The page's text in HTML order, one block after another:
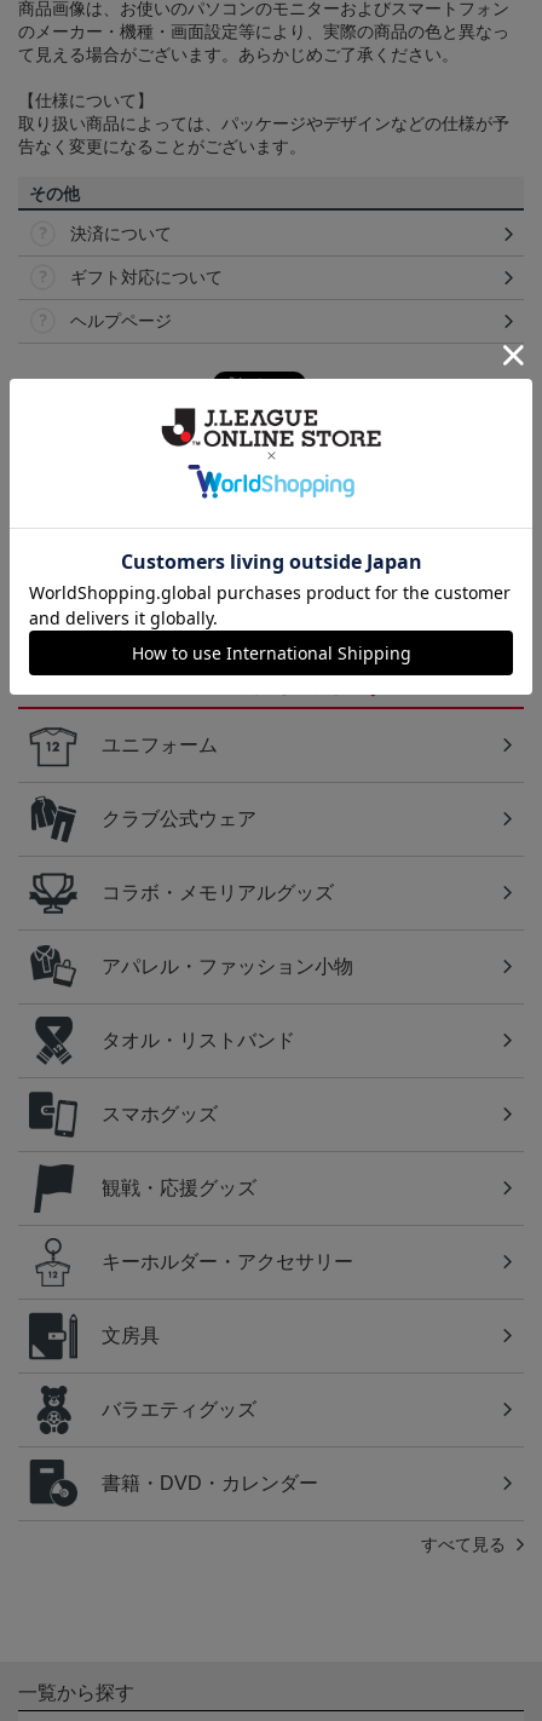
商品画像は、お使いのパソコンのモニターおよびスマートフォン
のメーカー・機種・画面設定等により、実際の商品の色と異なっ
て見える場合がございます。あらかじめご了承ください。
【仕様について】
取り扱い商品によっては、パッケージやデザインなどの仕様が予
告なく変更になることがございます。
その他
決済について
ギフト対応について
ヘルプページ
に！全グッズ一覧はこちら！
カテゴリから探す
ユニフォーム
クラブ公式ウェア
コラボ・メモリアルグッズ
アパレル・ファッション小物
タオル・リストバンド
スマホグッズ
観戦・応援グッズ
キーホルダー・アクセサリー
文房具
バラエティグッズ
書籍・DVD・カレンダー
すべて見る
一覧から探す